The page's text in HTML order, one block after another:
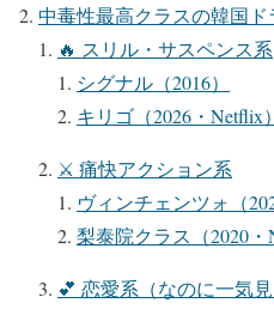
中毒性最高クラスの韓国ド
🔥 スリル・サスペンス系
シグナル（2016）
キリゴ（2026・Netflix）
⚔️ 痛快アクション系
ヴィンチェンツォ（
梨泰院クラス（2020・
💕 恋愛系（なのに一気見